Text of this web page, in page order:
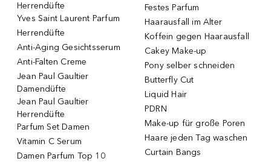
Herrendüfte
Yves Saint Laurent Parfum
Herrendüfte
Anti-Aging Gesichtsserum
Anti-Falten Creme
Jean Paul Gaultier
Damendüfte
Jean Paul Gaultier
Herrendüfte
Parfum Set Damen
Vitamin C Serum
Damen Parfum Top 10
Festes Parfum
Haarausfall im Alter
Koffein gegen Haarausfall
Cakey Make-up
Pony selber schneiden
Butterfly Cut
Liquid Hair
PDRN
Make-up für große Poren
Haare jeden Tag waschen
Curtain Bangs